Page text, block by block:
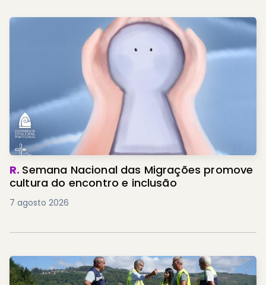
R. Semana Nacional das Migrações promove
cultura do encontro e inclusão
7 agosto 2026